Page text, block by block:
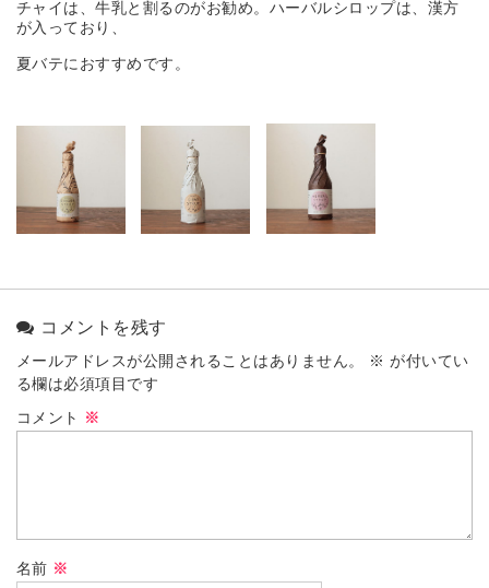
チャイは、牛乳と割るのがお勧め。ハーバルシロップは、漢方
が入っており、
夏バテにおすすめです。
コメントを残す
メールアドレスが公開されることはありません。 ※ が付いてい
る欄は必須項目です
コメント ※
名前 ※